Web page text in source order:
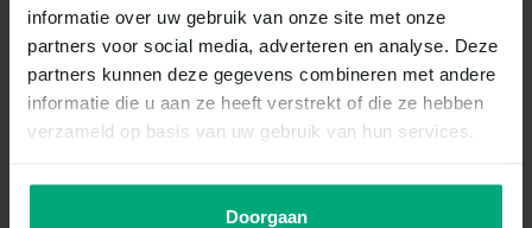
informatie over uw gebruik van onze site met onze
partners voor social media, adverteren en analyse. Deze
partners kunnen deze gegevens combineren met andere
informatie die u aan ze heeft verstrekt of die ze hebben
verzameld op basis van uw gebruik van hun services.
Doorgaan
Recent bekeken